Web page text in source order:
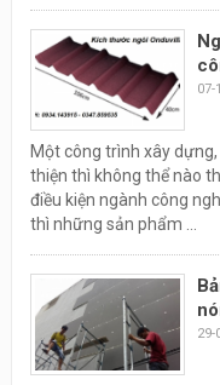
07-
Một công trình xây
thiện thì không thể nào
điều kiện ngành công
thì những sản phẩm ...
29-